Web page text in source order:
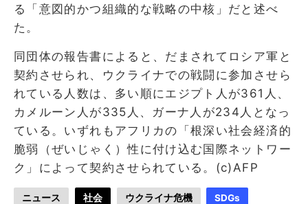
る「意図的かつ組織的な戦略の中核」だと述べ
た。
同団体の報告書によると、だまされてロシア軍と
契約させられ、ウクライナでの戦闘に参加させら
れている人数は、多い順にエジプト人が361人、
カメルーン人が335人、ガーナ人が234人となっ
ている。いずれもアフリカの「根深い社会経済的
脆弱（ぜいじゃく）性に付け込む国際ネットワー
ク」によって契約させられている。(c)AFP
ニュース 社会 ウクライナ危機 SDGs